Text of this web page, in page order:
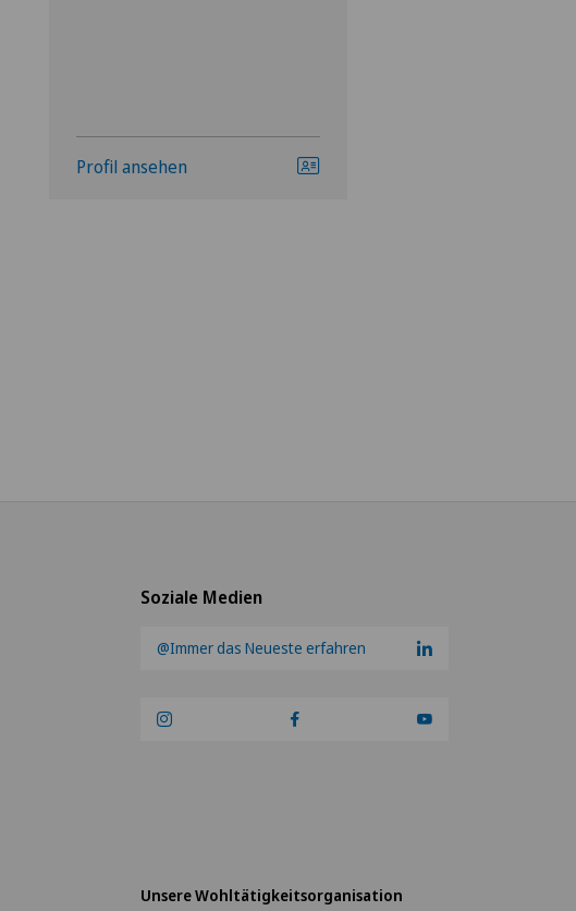
Profil ansehen
Soziale Medien
@Immer das Neueste erfahren
Unsere Wohltätigkeitsorganisation